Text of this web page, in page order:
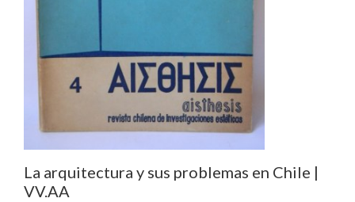
La arquitectura y sus problemas en Chile |
VV.AA